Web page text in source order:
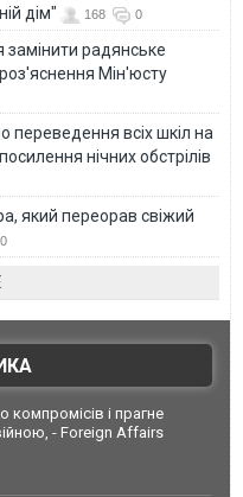
дім" 168 0
радянське
Мін'юсту
переведення всіх шкіл на
нічних обстрілів
який переорав свіжий
0
і прагне
- Foreign Affairs